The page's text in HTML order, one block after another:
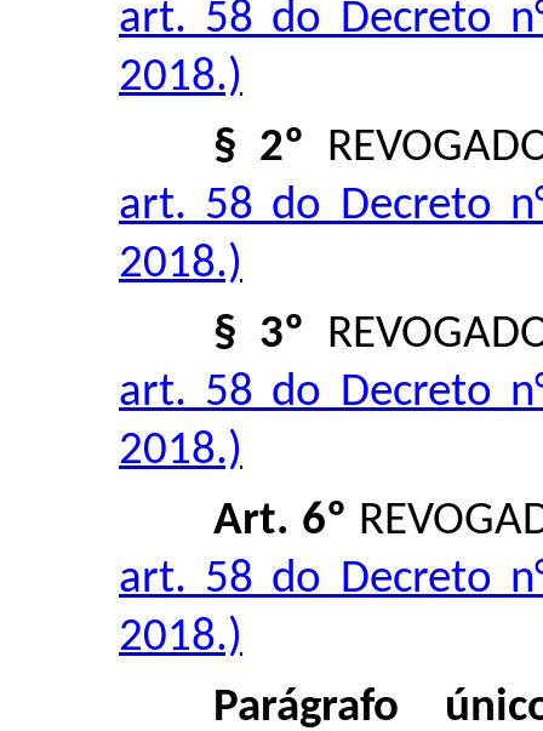
art. 58 do Decreto
2018.)
§ 2º
art. 58 do Decreto
2018.)
§ 3º
art. 58 do Decreto
2018.)
Art. 6º
art. 58 do Decreto
2018.)
Parágrafo